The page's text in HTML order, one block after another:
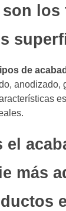
son los
de
anodizado,
el
más